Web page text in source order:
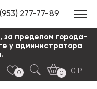
277-77-89
за пределом города-
у администратора
0 0
0